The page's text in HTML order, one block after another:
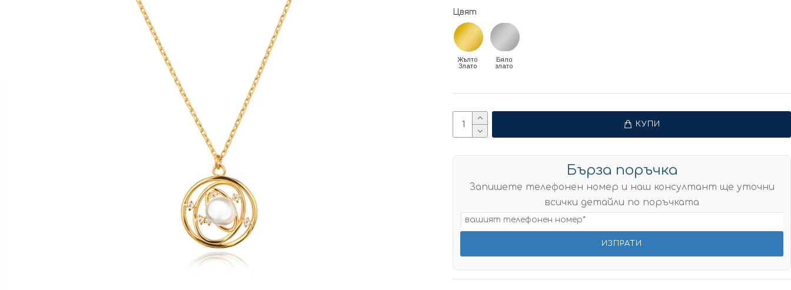
Цвят
Жълто
Злато
Бяло
злато
КУПИ
Бърза поръчка
Запишете телефонен номер и наш консултант ще уточни
всички детайли по поръчката